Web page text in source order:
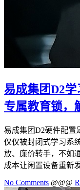
易成集团D2
专属教育锁，
易成集团D2硬件配置
仅仅被封闭式学习系
放、廉价转手，不如
成本让闲置设备重新
No Comments @@@